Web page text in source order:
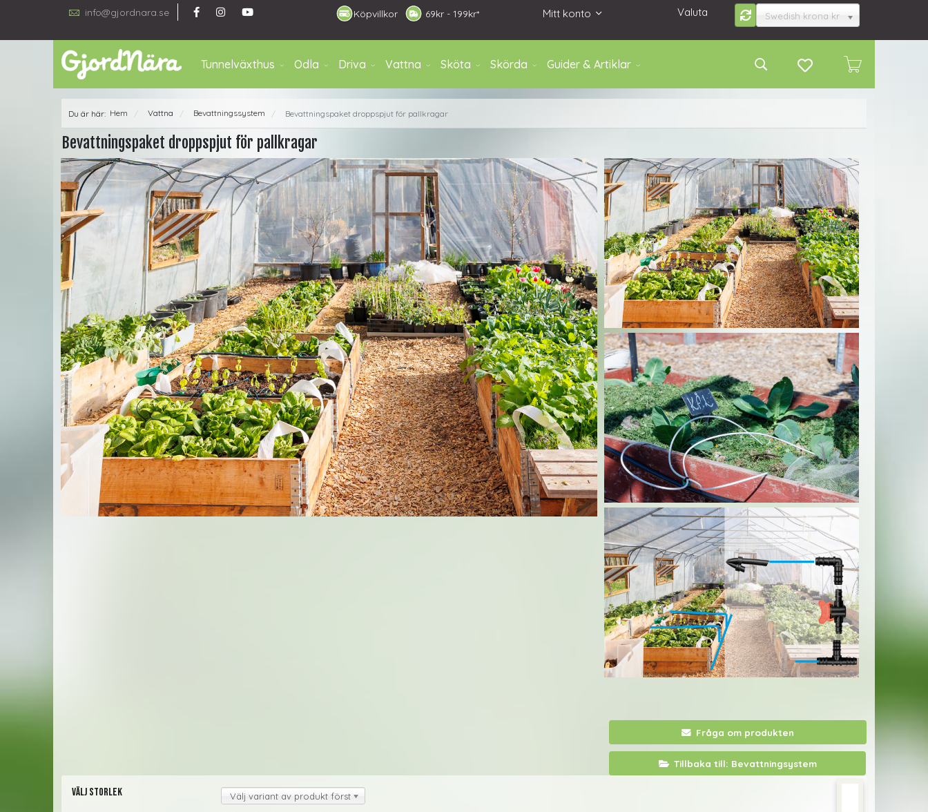
info@gjordnara.se Mitt konto
69kr - 199kr*
Köpvillkor Valuta Swedish krona kr
Tunnelväxthus Odla Driva Vattna Sköta Skörda Guider & Artiklar
Du är här: Hem / Vattna / Bevattningssystem / Bevattningspaket droppspjut för pallkragar
Bevattningspaket droppspjut för pallkragar
Fråga om produkten
Tillbaka till: Bevattningsystem
Välj storlek Välj variant av produkt först